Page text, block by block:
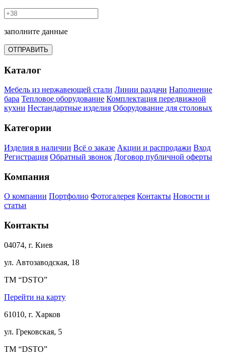
заполните данные
ОТПРАВИТЬ
Каталог
Мебель из нержавеющей стали Линии раздачи Наполнение
бара Тепловое оборудование Комплектация передвижной
кухни Нестандартные изделия Оборудование для столовых
Категории
Изделия в наличии Всё о заказе Акции и распродажи Вход
Регистрация Обратный звонок Договор публичной оферты
Компания
О компании Портфолио Фотогалерея Контакты Новости и
статьи
Контакты
04074, г. Киев
ул. Автозаводская, 18
ТМ “DSTO”
Перейти на карту
61010, г. Харков
ул. Грековская, 5
ТМ “DSTO”